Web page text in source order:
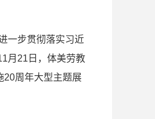
一步贯彻落实习近
月21日，体美劳教
20周年大型主题展